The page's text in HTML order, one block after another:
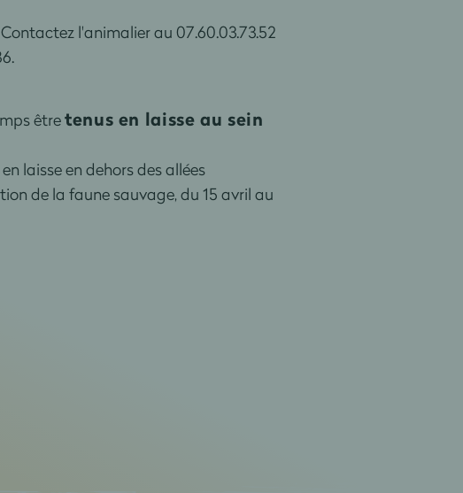
l'animalier au 07.60.03.73.52
êtretenus en laisse au sein
laisse en dehors des allées
de la faune sauvage, du 15 avril au